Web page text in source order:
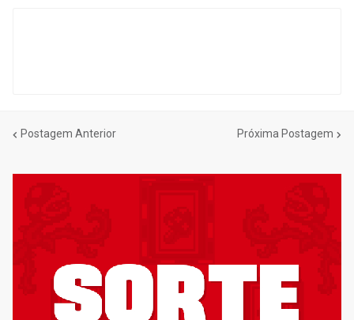
Postagem Anterior Próxima Postagem